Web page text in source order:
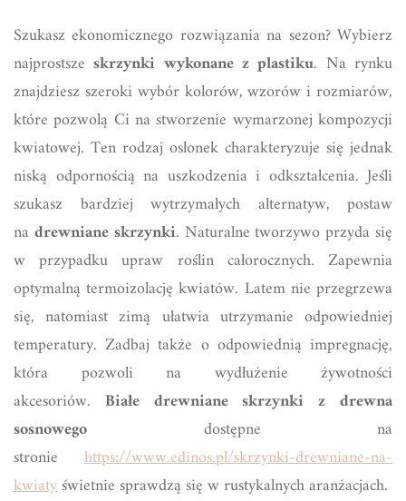
Szukasz ekonomicznego rozwiązania na sezon? Wybierz
najprostszeskrzynki wykonane z plastiku. Na rynku
znajdziesz szeroki wybór kolorów, wzorów i rozmiarów,
które pozwolą Ci na stworzenie wymarzonej kompozycji
kwiatowej. Ten rodzaj osłonek charakteryzuje się jednak
niską odpornością na uszkodzenia i odkształcenia. Jeśli
szukasz bardziej wytrzymałych alternatyw, postaw
na drewniane skrzynki. Naturalne tworzywo przyda się
w przypadku upraw roślin całorocznych. Zapewnia
optymalną termoizolację kwiatów. Latem nie przegrzewa
się, natomiast zimą ułatwia utrzymanie odpowiedniej
temperatury. Zadbaj także o odpowiednią impregnację,
która pozwoli na wydłużenie żywotności
akcesoriów. Białe drewniane skrzynki z drewna
sosnowego dostępne na
stronie https://www.edinos.pl/skrzynki-drewniane-na-
kwiatyświetnie sprawdzą się w rustykalnych aranżacjach.